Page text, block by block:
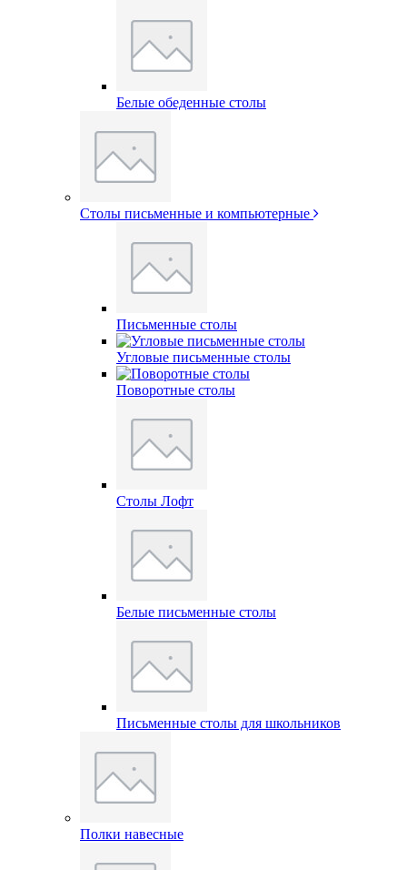
Белые обеденные столы
Столы письменные и компьютерные
Письменные столы
Угловые письменные столы
Поворотные столы
Столы Лофт
Белые письменные столы
Письменные столы для школьников
Полки навесные